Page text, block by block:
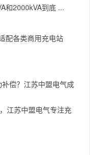
和2000kVA到底 ...
配各类商用充电站
偿？江苏中盟电气成
江苏中盟电气专注充